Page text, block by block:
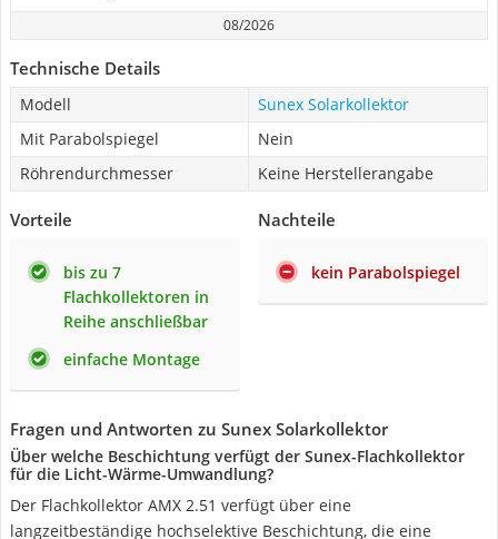
08/2026
Technische Details
Modell
Sunex Solarkollektor
Mit Parabolspiegel
Nein
Röhrendurchmesser
Keine Herstellerangabe
Vorteile
bis zu 7
Flachkollektoren in
Reihe anschließbar
einfache Montage
Nachteile
kein Parabolspiegel
Fragen und Antworten zu Sunex Solarkollektor
Über welche Beschichtung verfügt der Sunex-Flachkollektor
für die Licht-Wärme-Umwandlung?
Der Flachkollektor AMX 2.51 verfügt über eine
langzeitbeständige hochselektive Beschichtung, die eine